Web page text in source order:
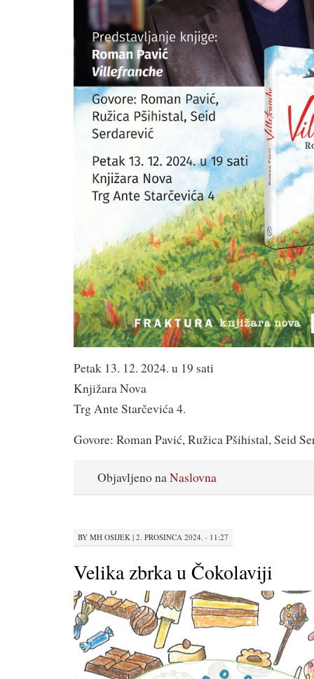
Petak 13. 12. 2024. u 19 sati
Knjižara Nova
Trg Ante Starčevića 4.
Govore: Roman Pavić, Ružica Pšihistal, Seid
Objavljeno naNaslovna
BY MH OSIJEK | 2. PROSINCA 2024. · 11:27
Velika zbrka u Čokolaviji